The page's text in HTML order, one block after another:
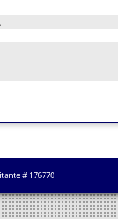
# 176770